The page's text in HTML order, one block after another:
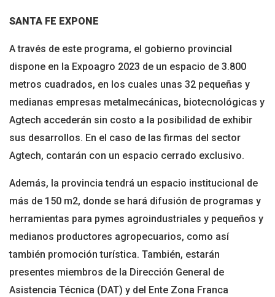
SANTA FE EXPONE
A través de este programa, el gobierno provincial
dispone en la Expoagro 2023 de un espacio de 3.800
metros cuadrados, en los cuales unas 32 pequeñas y
medianas empresas metalmecánicas, biotecnológicas y
Agtech accederán sin costo a la posibilidad de exhibir
sus desarrollos. En el caso de las firmas del sector
Agtech, contarán con un espacio cerrado exclusivo.
Además, la provincia tendrá un espacio institucional de
más de 150 m2, donde se hará difusión de programas y
herramientas para pymes agroindustriales y pequeños y
medianos productores agropecuarios, como así
también promoción turística. También, estarán
presentes miembros de la Dirección General de
Asistencia Técnica (DAT) y del Ente Zona Franca